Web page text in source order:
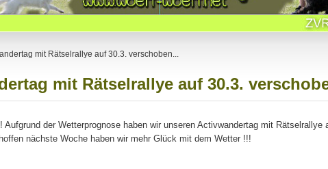
mit Rätselrallye auf 30.3. verschoben...
mit Rätselrallye auf 30.3.
Aufgrund der Wetterprognose haben wir unseren Activwandertag mit Rätselrallye
nächste Woche haben wir mehr Glück mit dem Wetter !!!